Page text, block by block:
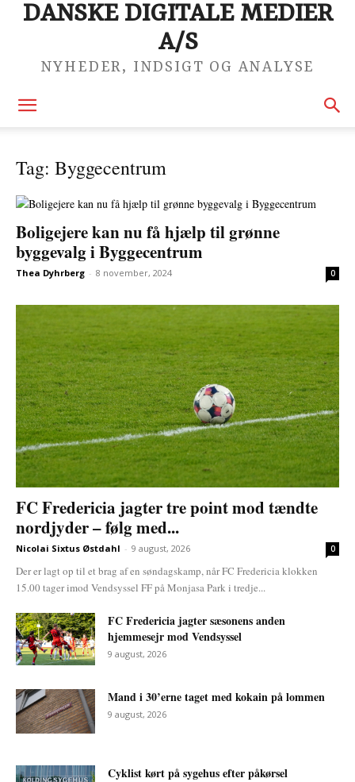
DANSKE DIGITALE MEDIER
A/S
NYHEDER, INDSIGT OG ANALYSE
Tag: Byggecentrum
Boligejere kan nu få hjælp til grønne
byggevalg i Byggecentrum
Thea Dyhrberg - 8 november, 2024 0
FC Fredericia jagter tre point mod tændte
nordjyder – følg med...
Nicolai Sixtus Østdahl - 9 august, 2026 0
Der er lagt op til et brag af en søndagskamp, når FC Fredericia klokken
15.00 tager imod Vendsyssel FF på Monjasa Park i tredje...
FC Fredericia jagter sæsonens anden
hjemmesejr mod Vendsyssel
9 august, 2026
Mand i 30’erne taget med kokain på lommen
9 august, 2026
Cyklist kørt på sygehus efter påkørsel